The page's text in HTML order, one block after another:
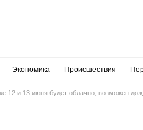
Экономика Происшествия
12 и 13 июня будет облачно, возможен